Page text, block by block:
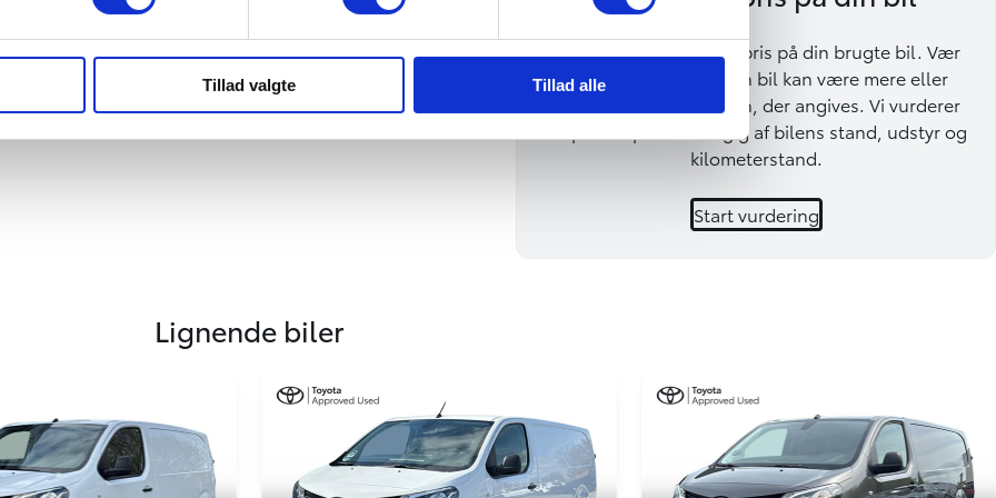
Tillad valgte Tillad alle
Få en vejledende byttepris på din brugte bil. Vær
opmærksom på, at din bil kan være mere eller
mindre værd end prisen, der angives. Vi vurderer
en præcis pris afhængig af bilens stand, udstyr og
kilometerstand.
Start vurdering
Lignende biler